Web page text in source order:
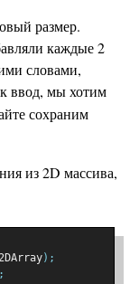
размер.
каждые 2
словами,
ввод, мы хотим
сохраним
из 2D массива,
);
;